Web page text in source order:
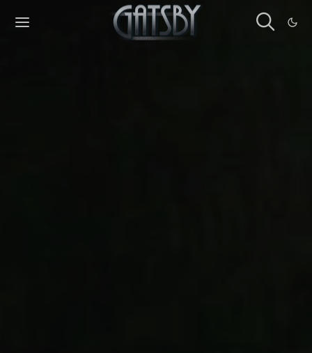
Cookies management panel